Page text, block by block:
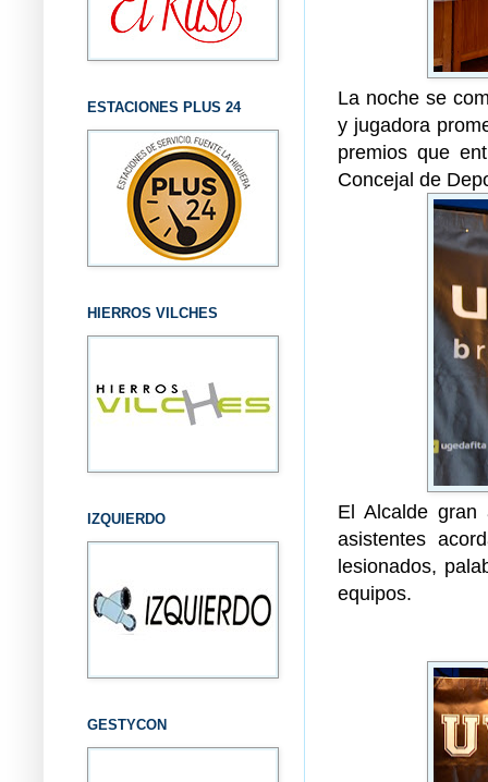
La noche se
y jugadora
premios que
Concejal de
El Alcalde gran
asistentes
lesionados,
equipos.
ESTACIONES PLUS 24
HIERROS VILCHES
IZQUIERDO
GESTYCON